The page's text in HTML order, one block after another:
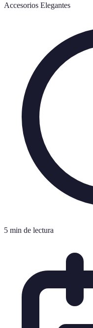
Accesorios Elegantes
5 min de lectura